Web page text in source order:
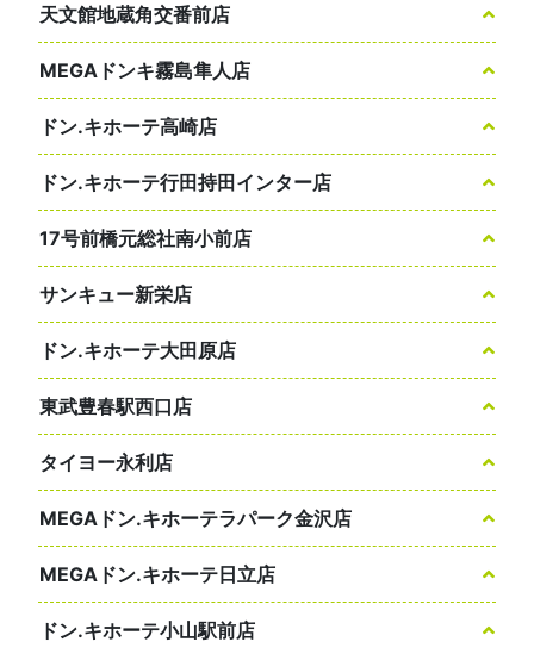
天文館地蔵角交番前店
MEGAドンキ霧島隼人店
ドン.キホーテ高崎店
ドン.キホーテ行田持田インター店
17号前橋元総社南小前店
サンキュー新栄店
ドン.キホーテ大田原店
東武豊春駅西口店
タイヨー永利店
MEGAドン.キホーテラパーク金沢店
MEGAドン.キホーテ日立店
ドン.キホーテ小山駅前店